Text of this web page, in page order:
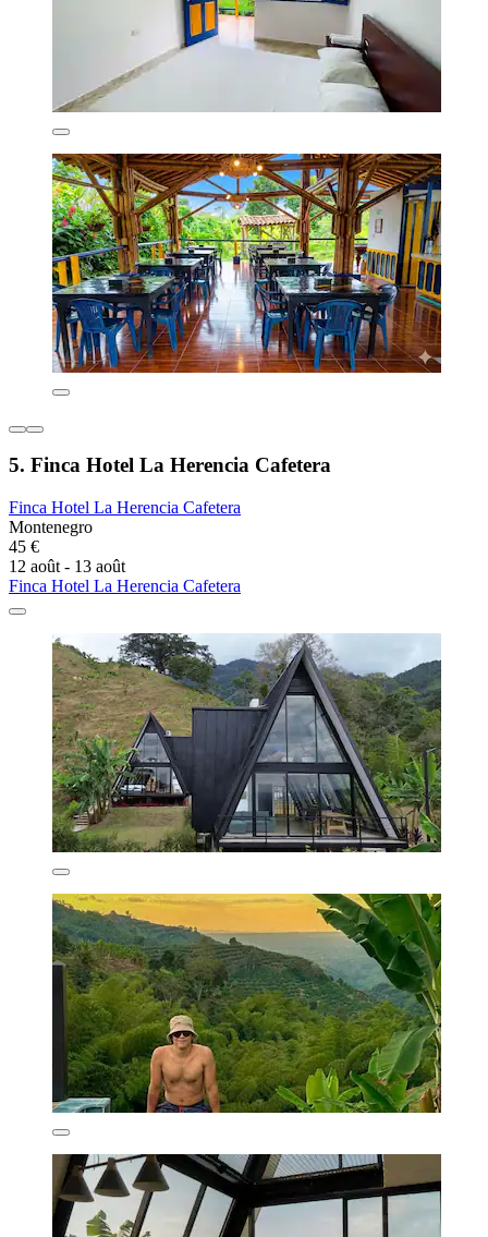
5. Finca Hotel La Herencia Cafetera
Finca Hotel La Herencia Cafetera
Montenegro
45 €
12 août - 13 août
Finca Hotel La Herencia Cafetera